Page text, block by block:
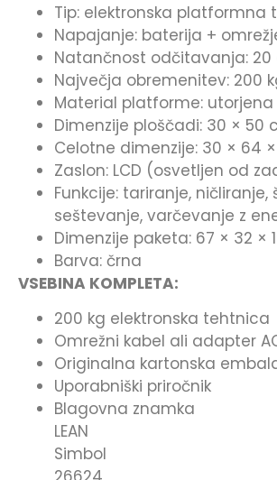
Tip: elektronska platformna
Napajanje: baterija +
Natančnost odčitavanja: 20
Največja obremenitev: 200
Material platforme: utorjena
Dimenzije ploščadi: 30 × 50
Celotne dimenzije: 30 × 64
Zaslon: LCD (osvetljen od
Funkcije: tariranje, ničliranje,
seštevanje, varčevanje z
Dimenzije paketa: 67 × 32 ×
Barva: črna
VSEBINA KOMPLETA:
200 kg elektronska tehtnica
Omrežni kabel ali adapter
Originalna kartonska
Uporabniški priročnik
Blagovna znamka
LEAN
Simbol